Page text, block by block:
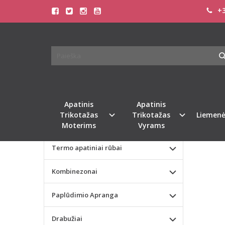
Apatinis
Trikotažas
Moterims
Apatinis
Trikotažas
Vyrams
Valentino dienos dovana
Liemenėlės
Termo apatiniai rūbai
Kombinezonai
Paplūdimio Apranga
Drabužiai